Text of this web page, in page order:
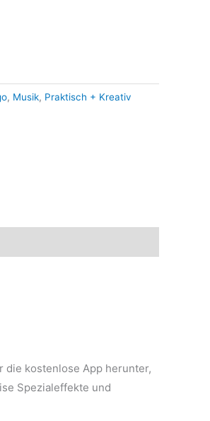
, Musik, Praktisch + Kreativ
die kostenlose App herunter,
Spezialeffekte und